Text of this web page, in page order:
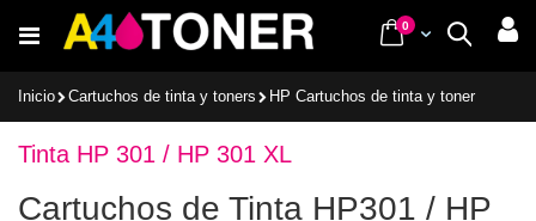
al
Buscar
Cart
0items
Inicio Cartuchos de tinta y toners HP Cartuchos de tinta y toner
Tinta HP 301 / HP 301 XL
Cartuchos de Tinta HP301 / HP